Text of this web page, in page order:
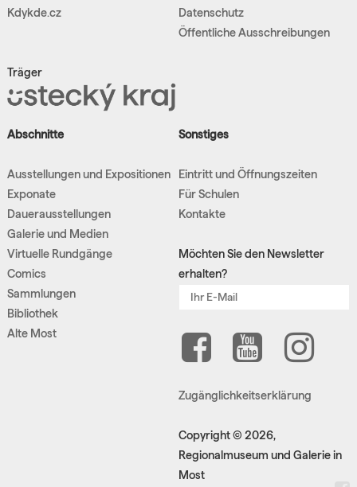
Kdykde.cz
Träger
Datenschutz
Öffentliche Ausschreibungen
Abschnitte
Ausstellungen und Expositionen
Exponate
Dauerausstellungen
Galerie und Medien
Virtuelle Rundgänge
Comics
Sammlungen
Bibliothek
Alte Most
Sonstiges
Eintritt und Öffnungszeiten
Für Schulen
Kontakte
Möchten Sie den Newsletter
erhalten?
Zugänglichkeitserklärung
Copyright © 2026,
Regionalmuseum und Galerie in
Most